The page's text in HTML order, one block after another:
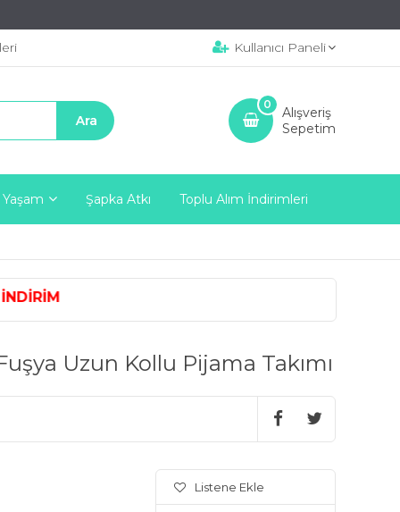
Kullanıcı Paneli
Alışveriş
Sepetim
0
Yaşam Şapka Atkı Toplu Alım İndirimleri
Uzun Kollu Pijama Takımı
Listene Ekle